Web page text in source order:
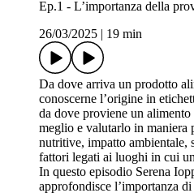
Ep.1 - L’importanza della
26/03/2025
19 min
Da dove arriva un prodotto
conoscerne l’origine in
da dove proviene un
meglio e valutarlo in maniera
nutritive, impatto
fattori legati ai luoghi in cui
In questo episodio Serena
approfondisce l’importanza